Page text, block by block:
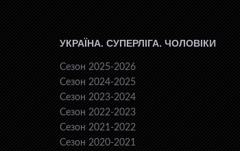
УКРАЇНА. СУПЕРЛІГА. ЧОЛОВІКИ
Сезон 2025-2026
Сезон 2024-2025
Сезон 2023-2024
Сезон 2022-2023
Сезон 2021-2022
Сезон 2020-2021